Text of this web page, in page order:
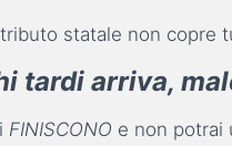
statale non copre
tardi arriva,
FINISCONO e non potrai